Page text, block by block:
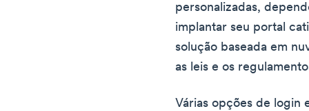
personalizadas,
implantar seu portal
solução baseada em
as leis e os
Várias opções de login